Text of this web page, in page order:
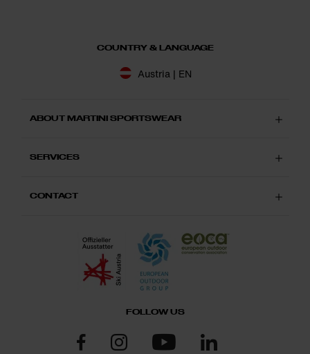
COUNTRY & LANGUAGE
Austria | EN
ABOUT MARTINI SPORTSWEAR
SERVICES
CONTACT
FOLLOW US